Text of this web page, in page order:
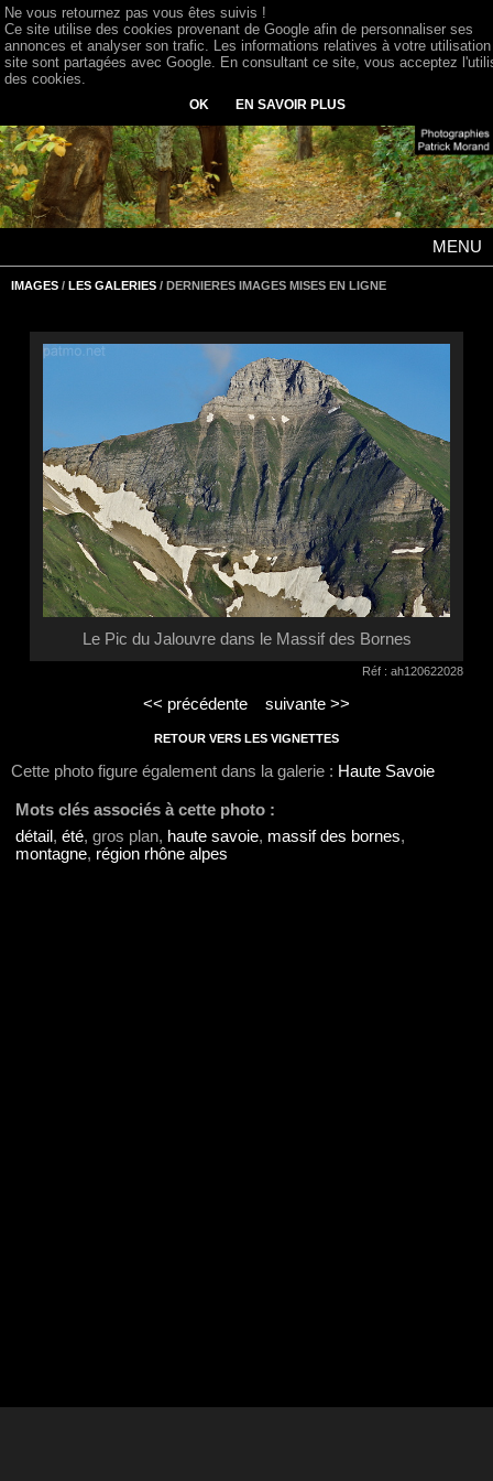
MENU
IMAGES / LES GALERIES / DERNIERES IMAGES MISES EN LIGNE
Le Pic du Jalouvre dans le Massif des Bornes
Réf : ah120622028
<< précédente suivante >>
RETOUR VERS LES VIGNETTES
Cette photo figure également dans la galerie : Haute Savoie
Mots clés associés à cette photo :
détail , été, gros plan, haute savoie, massif des bornes,
montagne, région rhône alpes
Ne vous retournez pas vous êtes suivis !
Ce site utilise des cookies provenant de Google afin de personnaliser ses
annonces et analyser son trafic. Les informations relatives à votre
site sont partagées avec Google. En consultant ce site, vous acceptez
des cookies.
OK EN SAVOIR PLUS